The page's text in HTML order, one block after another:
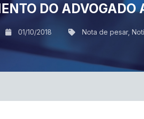
DO ADVOGADO
01/10/2018 Nota de pesar,